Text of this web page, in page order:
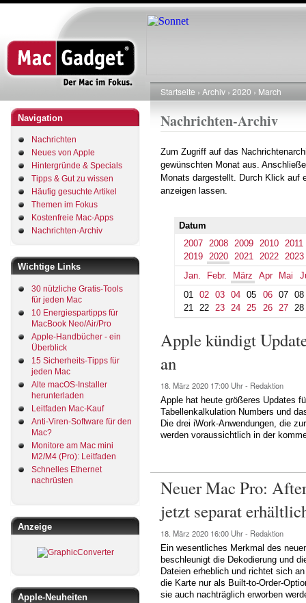
Direkt
zum
Navigation
Nachrichten
Neues von Apple
Hintergründe & Specials
Tipps & Gut zu wissen
Häufig gesuchte Artikel
Themen im Fokus
Kostenfreie Mac-Apps
Nachrichten-Archiv
Wichtige Links
30 nützliche Gratis-Tools
für jeden Mac
10 Energiespartipps für
MacBook Neo/Air/Pro
Apple-Handbücher - ein
Überblick
15 Sicherheits-Tipps für
jeden Mac
Alte macOS-Installer
herunterladen
Leitfaden Mac-Kauf
Anti-Viren-Software für den
Mac?
Monitore am Mac mini
M2/M4 (Pro): Leitfaden
Schnelles Ethernet
nachrüsten
Anzeige
Apple-Neuheiten
Pfadnavigation
Startseite Archiv 2020 March
Nachrichten-Archiv
Zum Zugriff auf das
gewünschten Monat aus.
Monats dargestellt. Durch Klick auf
anzeigen lassen.
Datum
2007
2008 2009 2010
2011
2019
2020 2021 2022
2023
Jan.
Febr. März Apr Mai
01
02 03 04 05 06 07
08
21
22 23 24 25 26 27 28
Apple kündigt
an
18. März 2020 17:00 Uhr - Redaktion
Apple hat heute größeres Updates
Tabellenkalkulation Numbers und
Die drei iWork-Anwendungen, die
werden voraussichtlich in der
Neuer Mac Pro:
jetzt separat
18. März 2020 16:00 Uhr - Redaktion
Ein wesentliches Merkmal des
beschleunigt die Dekodierung und
Dateien erheblich und richtet sich
die Karte nur als Built-to-Order-
sie auch nachträglich erworben